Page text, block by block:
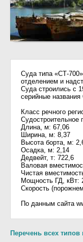
Суда типа «СТ-
отделением и
Суда строились с
серийные
Класс речного
Судостроительное
Длина, м: 67,06
Ширина, м: 8,37
Высота борта, м:
Осадка, м: 2,14
Дедвейт, т: 722,6
Валовая
Чистая
Мощность ГД, кВт:
Скорость
По данным сайта
Перечень всех типов